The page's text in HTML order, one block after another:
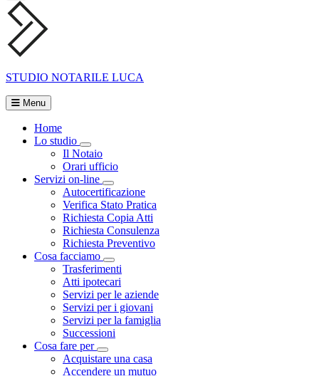
STUDIO NOTARILE LUCA
Menu
Home
Lo studio
Visualizza menù di secondo livello
Il Notaio
Orari ufficio
Servizi on-line
Visualizza menù di secondo livello
Autocertificazione
Verifica Stato Pratica
Richiesta Copia Atti
Richiesta Consulenza
Richiesta Preventivo
Cosa facciamo
Visualizza menù di secondo livello
Trasferimenti
Atti ipotecari
Servizi per le aziende
Servizi per i giovani
Servizi per la famiglia
Successioni
Cosa fare per
Visualizza menù di secondo livello
Acquistare una casa
Accendere un mutuo